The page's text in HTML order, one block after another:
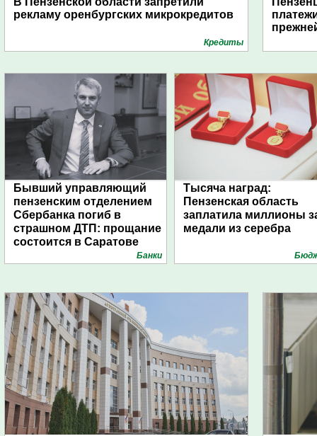
рекламу оренбургских микрокредитов
Кредиты
Бывший управляющий
пензенским отделением
Сбербанка погиб в
страшном ДТП: прощание
состоится в Саратове
Банки
Тысяча наград:
Пензенская область
заплатила миллионы
медали из серебра